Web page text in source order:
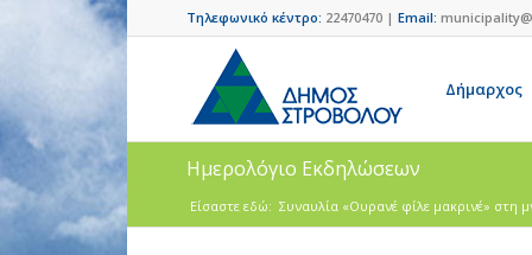
Τηλεφωνικό κέντρο: 22470470 | Email:
Δήμαρχος
Ημερολόγιο Εκδηλώσεων
Είσαστε εδώ: Συναυλία «Ουρανέ φίλε μακρινέ» στη